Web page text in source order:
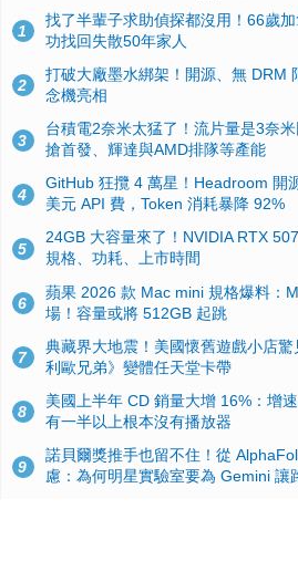
1
找了半輩子求助偵探都沒用！66歲
功找回失散50年家人
2
打破大廠墨水綁架！開源、無 DRM
念機亮相
3
台積電2奈米太猛了！流片量是3奈
搶首發、輝達與AMD排隊等產能
4
GitHub 狂攬 4 萬星！Headroom 開
美元 API 費，Token 消耗暴降 92%
5
24GB 大容量來了！NVIDIA RTX
規格、功耗、上市時間
6
蘋果 2026 款 Mac mini 規格爆料：
場！容量或將 512GB 起跳
7
典藏界大地震！美國懷舊遊戲小店
利歐兄弟》變體任天堂卡帶
8
美國上半年 CD 銷量大增 16%：增
有一半以上根本沒有播放器
9
諾貝爾獎推手也留不住！從
慮：為何明星實驗室要為 Gemini 讓